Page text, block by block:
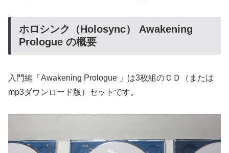
ホロシンク（Holosync） Awakening
Prologue の概要
入門編「Awakening Prologue 」は3枚組のＣＤ（または
mp3ダウンロード版）セットです。